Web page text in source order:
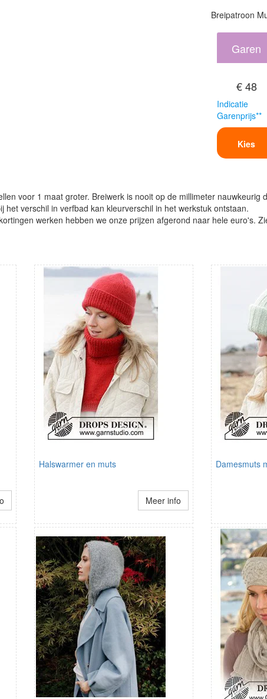
Breipatroon
Garen
€ 48
Indicatie
Garenprijs**
Kies
voor 1 maat groter. Breiwerk is nooit op de millimeter
het verschil in verfbad kan kleurverschil in het werkstuk ontstaan.
werken hebben we onze prijzen afgerond naar hele euro's.
Halswarmer en muts
Meer info
Damesmuts